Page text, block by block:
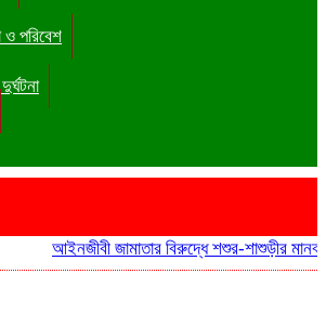
পরিবেশ
আইনজীবী জামাতার বিরুদ্ধে শশুর-শাশুড়ীর